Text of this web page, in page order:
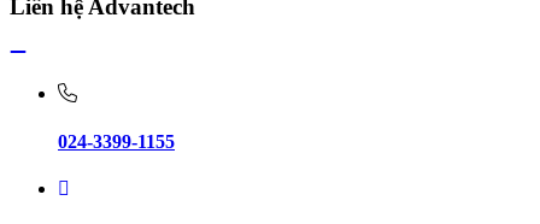
Liên hệ Advantech
024-3399-1155